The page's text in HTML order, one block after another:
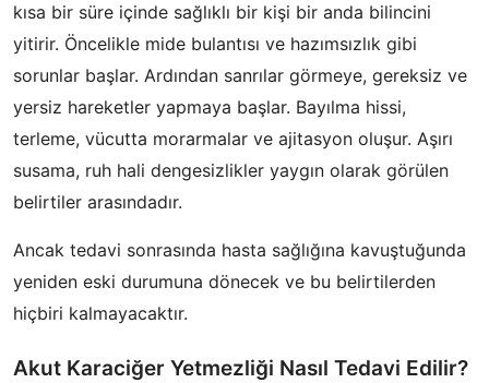
kısa bir süre içinde sağlıklı bir kişi bir anda bilincini
yitirir. Öncelikle mide bulantısı ve hazımsızlık gibi
sorunlar başlar. Ardından sanrılar görmeye, gereksiz ve
yersiz hareketler yapmaya başlar. Bayılma hissi,
terleme, vücutta morarmalar ve ajitasyon oluşur. Aşırı
susama, ruh hali dengesizlikler yaygın olarak görülen
belirtiler arasındadır.
Ancak tedavi sonrasında hasta sağlığına kavuştuğunda
yeniden eski durumuna dönecek ve bu belirtilerden
hiçbiri kalmayacaktır.
Akut Karaciğer Yetmezliği Nasıl Tedavi Edilir?